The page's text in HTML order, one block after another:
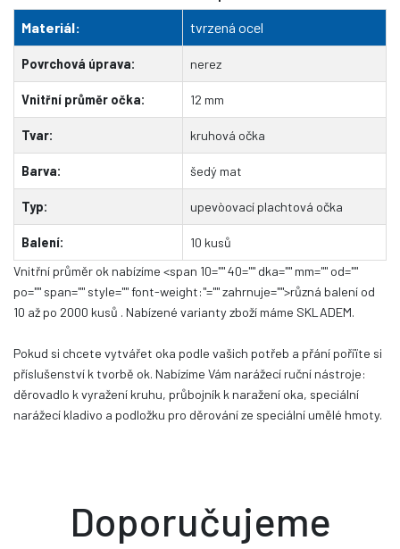
Materiál: tvrzená ocel
Povrchová úprava: nerez
Vnitřní průměr očka: 12 mm
Tvar: kruhová očka
Barva: šedý mat
Typ: upevòovací plachtová očka
Balení:
10 kusů
Vnitřní průměr ok nabízíme <span 10="" 40="" dka="" mm="" od=""
po="" span="" style="" font-weight:"="" zahrnuje="">různá balení od
10 až po 2000 kusů . Nabízené varianty zboží máme SKLADEM.
Pokud si chcete vytvářet oka podle vašich potřeb a přání pořiïte si
příslušenství k tvorbě ok. Nabízíme Vám narážecí ruční nástroje:
děrovadlo k vyražení kruhu, průbojník k naražení oka, speciální
narážecí kladivo a podložku pro děrování ze speciální umělé hmoty.
Doporučujeme